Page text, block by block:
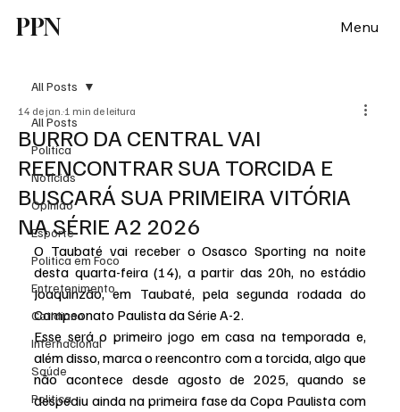
PPN Menu
All Posts
Política
Notícias
Opinião
Esporte
Politica em Foco
Entretenimento
Cotidiano
Internacional
Saúde
Politica
All Posts
BURRO DA CENTRAL VAI
REENCONTRAR SUA TORCIDA E
BUSCARÁ SUA PRIMEIRA VITÓRIA
NA SÉRIE A2 2026
14 de jan. 1 min de leitura
O Taubaté vai receber o Osasco Sporting na noite
desta quarta-feira (14), a partir das 20h, no estádio
Joaquinzão, em Taubaté, pela segunda rodada do
Campeonato Paulista da Série A-2.
Esse será o primeiro jogo em casa na temporada e,
além disso, marca o reencontro com a torcida, algo que
não acontece desde agosto de 2025, quando se
despediu ainda na primeira fase da Copa Paulista com